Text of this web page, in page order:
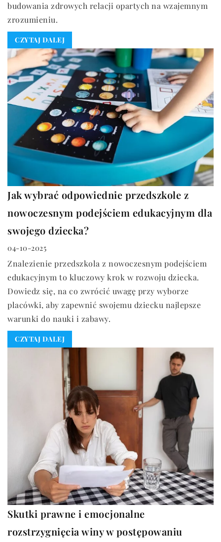
budowania zdrowych relacji opartych na wzajemnym
zrozumieniu.
CZYTAJ DALEJ
Jak wybrać odpowiednie przedszkole z
nowoczesnym podejściem edukacyjnym dla
swojego dziecka?
04-10-2025
Znalezienie przedszkola z nowoczesnym podejściem
edukacyjnym to kluczowy krok w rozwoju dziecka.
Dowiedz się, na co zwrócić uwagę przy wyborze
placówki, aby zapewnić swojemu dziecku najlepsze
warunki do nauki i zabawy.
CZYTAJ DALEJ
Skutki prawne i emocjonalne
rozstrzygnięcia winy w postępowaniu